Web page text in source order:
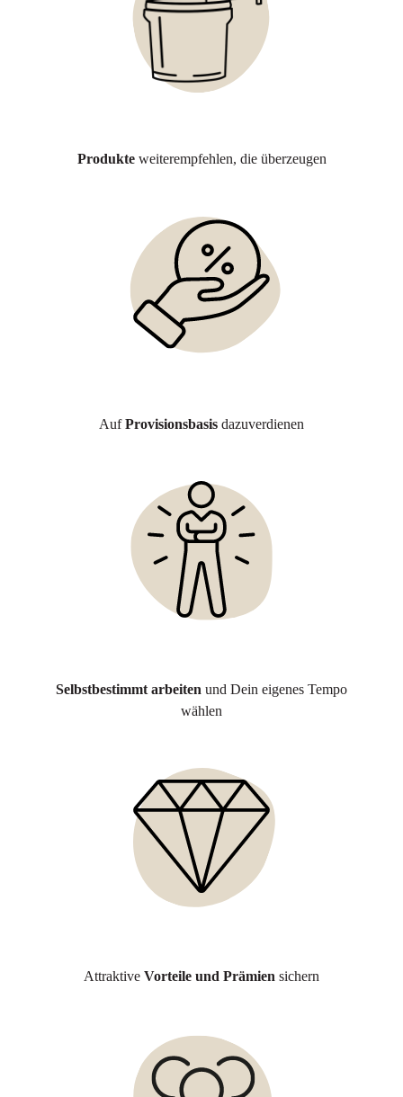
Produkte weiterempfehlen, die überzeugen
AufProvisionsbasis dazuverdienen
Selbstbestimmt arbeiten und Dein eigenes Tempo
wählen
Attraktive Vorteile und Prämien sichern